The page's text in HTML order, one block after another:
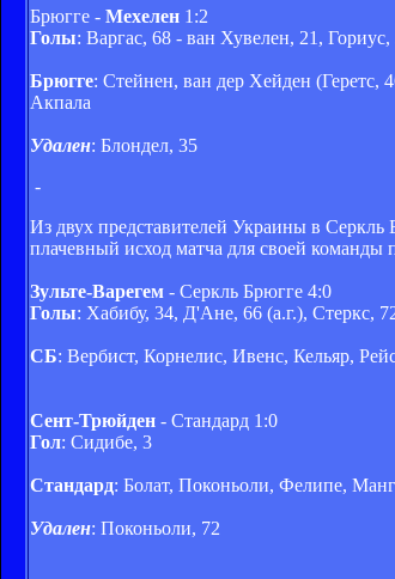
Брюгге - Мехелен 1:2
Голы: Варгас, 68 - ван Хувелен, 21,
Брюгге: Стейнен, ван дер Хейден
Акпала
Удален: Блондел, 35
-
Из двух представителей Украины в Серкль
плачевный исход матча для своей команды
Зульте-Варегем - Серкль Брюгге 4:0
Голы: Хабибу, 34, Д'Ане, 66 (а.г.), Стеркс,
СБ: Вербист, Корнелис, Ивенс, Кельяр,
Сент-Трюйден - Стандард 1:0
Гол: Сидибе, 3
Стандард: Болат, Поконьоли, Фелипе,
Удален: Поконьоли, 72